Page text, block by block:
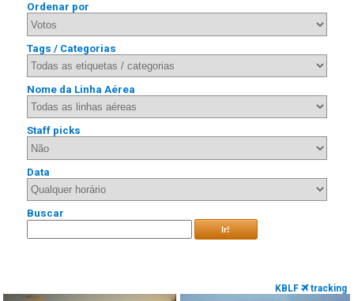
Ordenar por
Tags / Categorias
Nome da Linha Aérea
Staff picks
Data
Buscar
Ir!
KBLF tracking